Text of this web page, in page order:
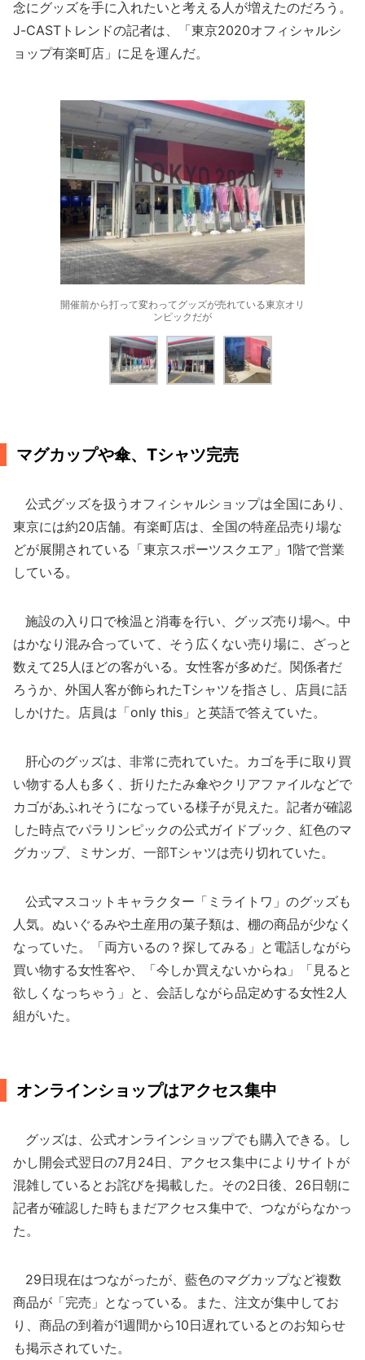
念にグッズを手に入れたいと考える人が増えたのだろう。
J-CASTトレンドの記者は、「東京2020オフィシャルシ
ョップ有楽町店」に足を運んだ。
開催前から打って変わってグッズが売れている東京オリ
ンピックだが
マグカップや傘、Tシャツ完売
公式グッズを扱うオフィシャルショップは全国にあり、
東京には約20店舗。有楽町店は、全国の特産品売り場な
どが展開されている「東京スポーツスクエア」1階で営業
している。
施設の入り口で検温と消毒を行い、グッズ売り場へ。中
はかなり混み合っていて、そう広くない売り場に、ざっと
数えて25人ほどの客がいる。女性客が多めだ。関係者だ
ろうか、外国人客が飾られたTシャツを指さし、店員に話
しかけた。店員は「only this」と英語で答えていた。
肝心のグッズは、非常に売れていた。カゴを手に取り買
い物する人も多く、折りたたみ傘やクリアファイルなどで
カゴがあふれそうになっている様子が見えた。記者が確認
した時点でパラリンピックの公式ガイドブック、紅色のマ
グカップ、ミサンガ、一部Tシャツは売り切れていた。
公式マスコットキャラクター「ミライトワ」のグッズも
人気。ぬいぐるみや土産用の菓子類は、棚の商品が少なく
なっていた。「両方いるの？探してみる」と電話しながら
買い物する女性客や、「今しか買えないからね」「見ると
欲しくなっちゃう」と、会話しながら品定めする女性2人
組がいた。
オンラインショップはアクセス集中
グッズは、公式オンラインショップでも購入できる。し
かし開会式翌日の7月24日、アクセス集中によりサイトが
混雑しているとお詫びを掲載した。その2日後、26日朝に
記者が確認した時もまだアクセス集中で、つながらなかっ
た。
29日現在はつながったが、藍色のマグカップなど複数
商品が「完売」となっている。また、注文が集中してお
り、商品の到着が1週間から10日遅れているとのお知らせ
も掲示されていた。